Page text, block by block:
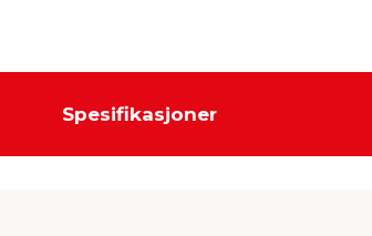
Spesifikasjoner